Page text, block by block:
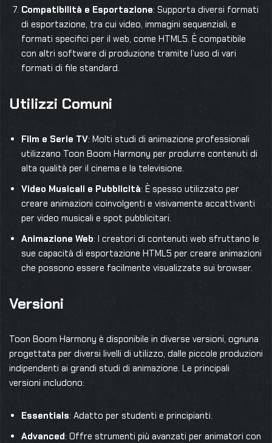
Compatibilità e Esportazione: Supporta diversi formati
di esportazione, tra cui video, immagini sequenziali, e
formati specifici per il web, come HTML5. È compatibile
con altri software di produzione tramite l’uso di vari
formati di file standard.
Utilizzi Comuni
Film e Serie TV: Molti studi di animazione professionali
utilizzano Toon Boom Harmony per produrre contenuti di
alta qualità per il cinema e la televisione.
Video Musicali e Pubblicità: È spesso utilizzato per
creare animazioni coinvolgenti e visivamente accattivanti
per video musicali e spot pubblicitari.
Animazione Web: I creatori di contenuti web sfruttano le
sue capacità di esportazione HTML5 per creare animazioni
che possono essere facilmente visualizzate sui browser.
Versioni
Toon Boom Harmony è disponibile in diverse versioni, ognuna
progettata per diversi livelli di utilizzo, dalle piccole produzioni
indipendenti ai grandi studi di animazione. Le principali
versioni includono:
Essentials: Adatto per studenti e principianti.
Advanced: Offre strumenti più avanzati per animatori con